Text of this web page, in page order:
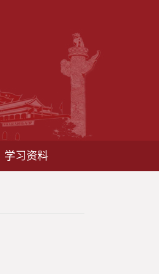
学习资料